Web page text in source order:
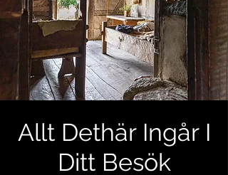
Allt Dethär Ingår I
Ditt Besök